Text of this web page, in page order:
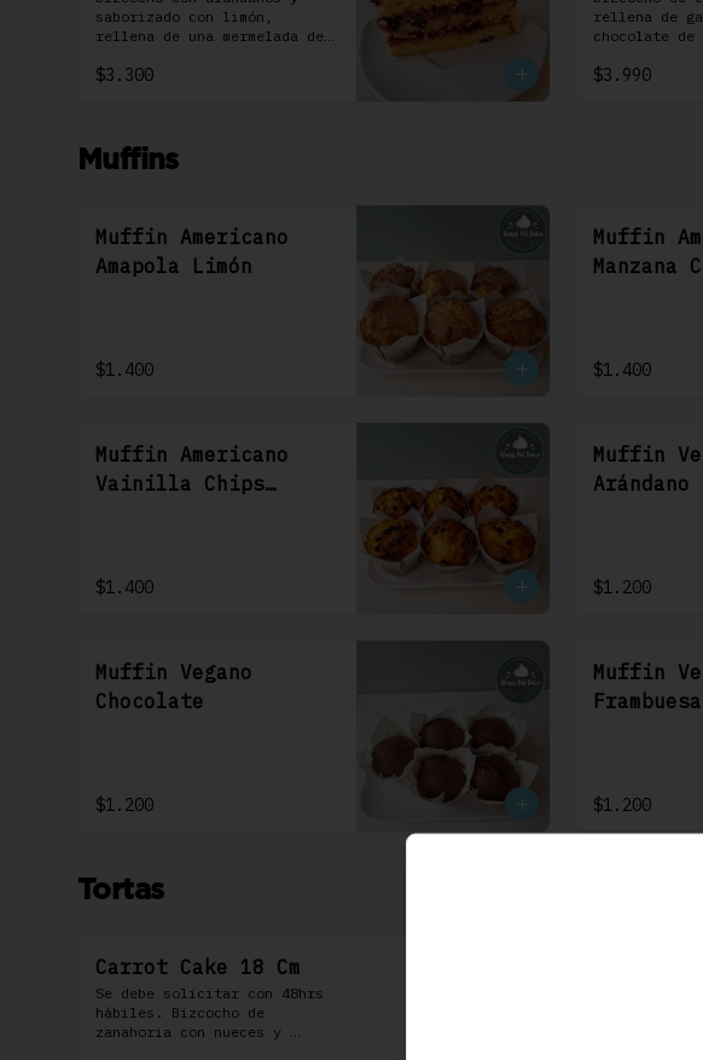
saborizado con limón,
rellena de una mermelada de
un frosting de queso de
$3.300
rellena de
chocolate
chocolate.
$3.990
Muffins
Muffin Americano
Amapola Limón
$1.400
Muffin
Manzana
$1.400
Muffin Americano
Vainilla Chips
$1.400
Muffin
Arándano
$1.200
Muffin Vegano
Chocolate
$1.200
Muffin
Frambuesa
$1.200
Tortas
Carrot Cake 18 Cm
Se debe solicitar con 48hrs
hábiles. Bizcocho de
zanahoria con nueces y